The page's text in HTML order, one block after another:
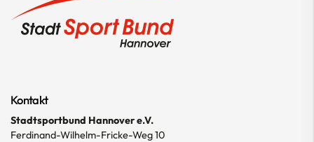
Kontakt
Stadtsportbund Hannover e.V.
Ferdinand-Wilhelm-Fricke-Weg 10